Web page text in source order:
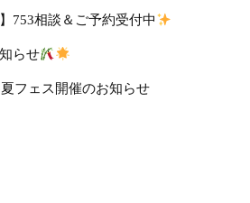
753相談＆ご予約受付中
らせ
フェス開催のお知らせ